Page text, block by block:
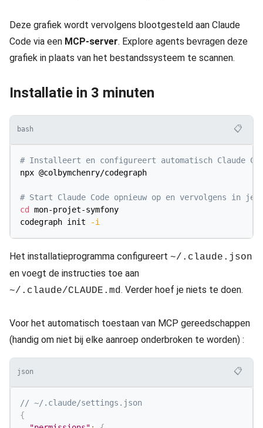
Deze grafiek wordt vervolgens blootgesteld aan Claude
Code via een MCP-server. Explore agents bevragen deze
grafiek in plaats van het bestandssysteem te scannen.
Installatie in 3 minuten
bash 📋
# Installeert en configureert automatisch Claude
npx @colbymchenry/codegraph
# Start Claude Code opnieuw op en vervolgens in
cd
mon-projet-symfony
codegraph init
-i
Het installatieprogramma configureert ~/.claude.json
en voegt de instructies toe aan
~/.claude/CLAUDE.md. Verder hoef je niets te doen.
Voor het automatisch toestaan van MCP gereedschappen
(handig om niet bij elke aanroep onderbroken te worden) :
json 📋
// ~/.claude/settings.json
{